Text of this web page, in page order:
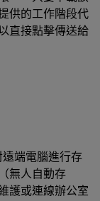
供的工作階段代
直接點擊傳送給
遠端電腦進行存
無人自動存
護或連線辦公室